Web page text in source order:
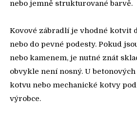
nebo jemně strukturované barvě.
Kovové zábradlí je vhodné kotvit
nebo do pevné podesty. Pokud
nebo kamenem, je nutné znát
obvykle není nosný. U
kotvu nebo mechanické kotvy
výrobce.